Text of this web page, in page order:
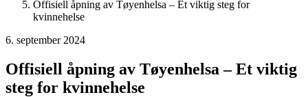
Offisiell åpning av Tøyenhelsa – Et viktig steg for
kvinnehelse
6. september 2024
Offisiell åpning av Tøyenhelsa – Et viktig
steg for kvinnehelse